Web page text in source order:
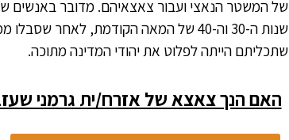
של המשטר הנאצי ועבור צאצאיהם. מדובר באנשים
שנות ה-30 וה-40 של המאה הקודמת, לאחר
שתכליתם הייתה לפלוט את יהודי המדינה מתוכה.
האם הנך צאצא של אזרח/ית גרמני שעזב את